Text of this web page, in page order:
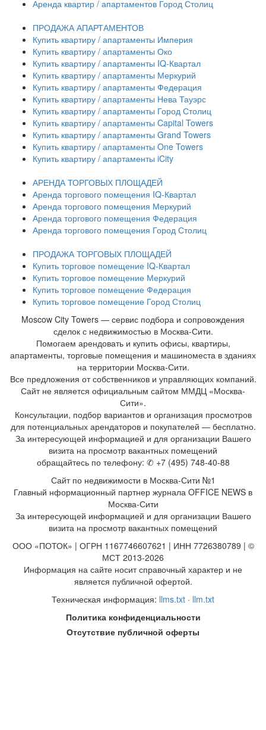
Аренда квартир / апартаментов Город Столиц
ПРОДАЖА АПАРТАМЕНТОВ
Купить квартиру / апартаменты Империя
Купить квартиру / апартаменты Око
Купить квартиру / апартаменты IQ-Квартал
Купить квартиру / апартаменты Меркурий
Купить квартиру / апартаменты Федерация
Купить квартиру / апартаменты Нева Тауэрс
Купить квартиру / апартаменты Город Столиц
Купить квартиру / апартаменты Capital Towers
Купить квартиру / апартаменты Grand Towers
Купить квартиру / апартаменты One Towers
Купить квартиру / апартаменты iCity
АРЕНДА ТОРГОВЫХ ПЛОЩАДЕЙ
Аренда торгового помещения IQ-Квартал
Аренда торгового помещения Меркурий
Аренда торгового помещения Федерация
Аренда торгового помещения Город Столиц
ПРОДАЖА ТОРГОВЫХ ПЛОЩАДЕЙ
Купить торговое помещение IQ-Квартал
Купить торговое помещение Меркурий
Купить торговое помещение Федерация
Купить торговое помещение Город Столиц
Moscow City Towers — сервис подбора и сопровождения
сделок с недвижимостью в Москва-Сити.
Помогаем арендовать и купить офисы, квартиры,
апартаменты, торговые помещения и машиноместа в зданиях
на территории Москва-Сити.
Все предложения от собственников и управляющих компаний.
Сайт не является официальным сайтом ММДЦ «Москва-
Сити».
Консультации, подбор вариантов и организация просмотров
для потенциальных арендаторов и покупателей — бесплатно.
За интересующей информацией и для организации Вашего
визита на просмотр вакантных помещений
обращайтесь по телефону: ✆ +7 (495) 748-40-88
Сайт по недвижимости в Москва-Сити №1
Главный нформационный партнер журнала OFFICE NEWS в
Москва-Сити
За интересующей информацией и для организации Вашего
визита на просмотр вакантных помещений
ООО «ПОТОК» | ОГРН 1167746607621 | ИНН 7726380789 | ©
МСТ 2013-2026
Информация на сайте носит справочный характер и не
является публичной офертой.
Техническая информация: llms.txt · llm.txt
Политика конфиденциальности
Отсутствие публичной оферты